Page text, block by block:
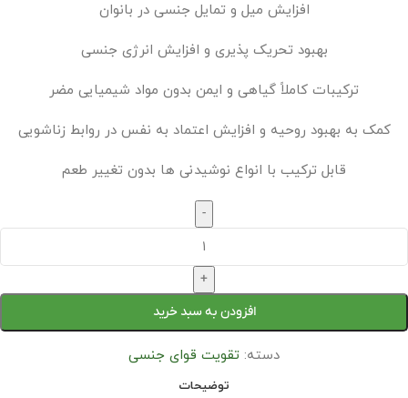
افزایش میل و تمایل جنسی در بانوان
بهبود تحریک‌ پذیری و افزایش انرژی جنسی
ترکیبات کاملاً گیاهی و ایمن بدون مواد شیمیایی مضر
کمک به بهبود روحیه و افزایش اعتماد به نفس در روابط زناشویی
قابل ترکیب با انواع نوشیدنی‌ ها بدون تغییر طعم
-
+
افزودن به سبد خرید
دسته: تقویت قوای جنسی
توضیحات